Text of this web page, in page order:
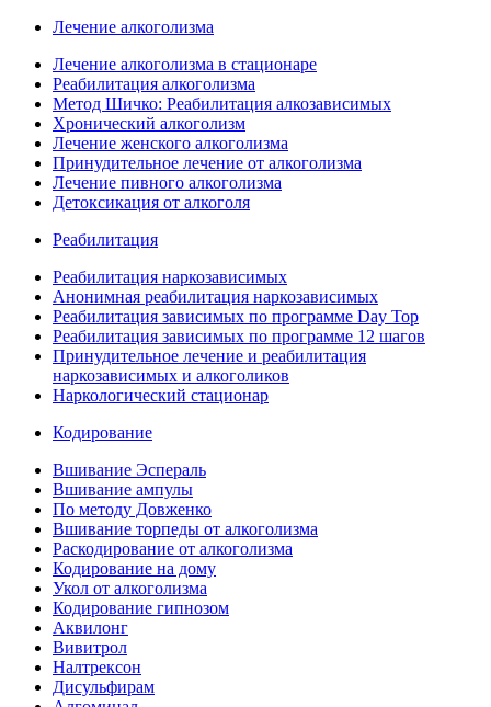
Лечение алкоголизма
Лечение алкоголизма в стационаре
Реабилитация алкоголизма
Метод Шичко: Реабилитация алкозависимых
Хронический алкоголизм
Лечение женского алкоголизма
Принудительное лечение от алкоголизма
Лечение пивного алкоголизма
Детоксикация от алкоголя
Реабилитация
Реабилитация наркозависимых
Анонимная реабилитация наркозависимых
Реабилитация зависимых по программе Day Top
Реабилитация зависимых по программе 12 шагов
Принудительное лечение и реабилитация
наркозависимых и алкоголиков
Наркологический стационар
Кодирование
Вшивание Эспераль
Вшивание ампулы
По методу Довженко
Вшивание торпеды от алкоголизма
Раскодирование от алкоголизма
Кодирование на дому
Укол от алкоголизма
Кодирование гипнозом
Аквилонг
Вивитрол
Налтрексон
Дисульфирам